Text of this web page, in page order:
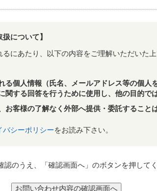
について】
にあたり、以下の内容をご理解いただいた
る個人情報（氏名、メールアドレス等の個人
関する回答を行うために使用し、他の目的で
お客様の了解なく外部へ提供・委託すること
バシーポリシーをお読み下さい。
のうえ、「確認画面へ」のボタンを押してく